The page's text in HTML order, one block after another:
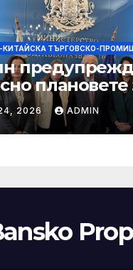
КИТАЙСКА ТЪРГОВСКО-
плановете
към
2026 ADMIN